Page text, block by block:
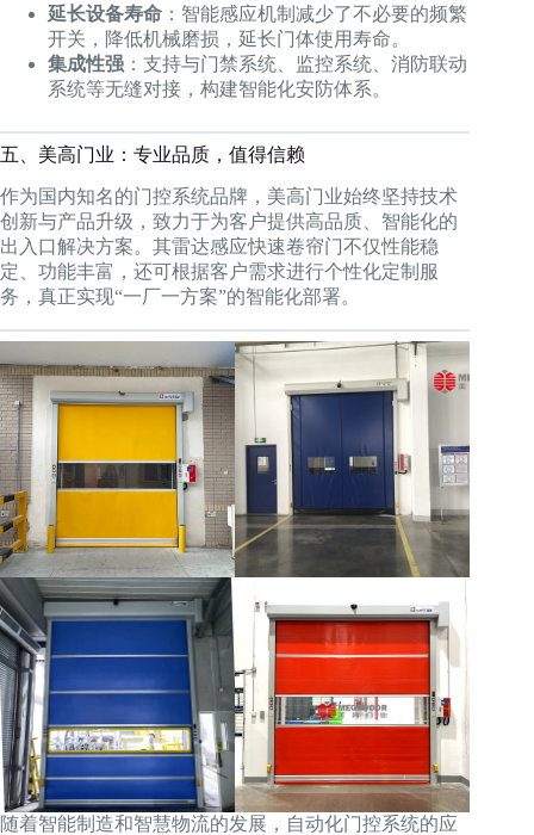
延长设备寿命 ：智能感应机制减少了不必要的频繁
开关，降低机械磨损，延长门体使用寿命。
集成性强 ：支持与门禁系统、监控系统、消防联动
系统等无缝对接，构建智能化安防体系。
五、美高门业：专业品质，值得信赖
作为国内知名的门控系统品牌，美高门业始终坚持技术
创新与产品升级，致力于为客户提供高品质、智能化的
出入口解决方案。其雷达感应快速卷帘门不仅性能稳
定、功能丰富，还可根据客户需求进行个性化定制服
务，真正实现“一厂一方案”的智能化部署。
随着智能制造和智慧物流的发展，自动化门控系统的应